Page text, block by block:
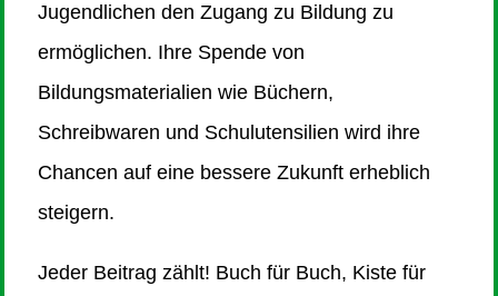
Jugendlichen den Zugang zu Bildung zu
ermöglichen. Ihre Spende von
Bildungsmaterialien wie Büchern,
Schreibwaren und Schulutensilien wird ihre
Chancen auf eine bessere Zukunft erheblich
steigern.
Jeder Beitrag zählt! Buch für Buch, Kiste für